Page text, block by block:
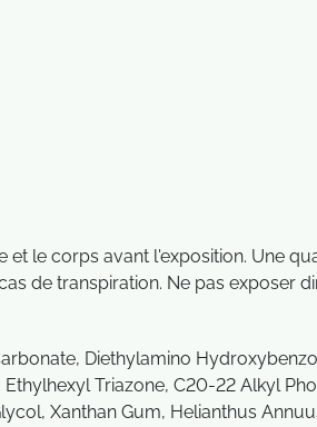
le corps avant l'exposition. Une
de transpiration. Ne pas exposer
Diethylamino
Triazone, C20-22 Alkyl
Xanthan Gum, Helianthus